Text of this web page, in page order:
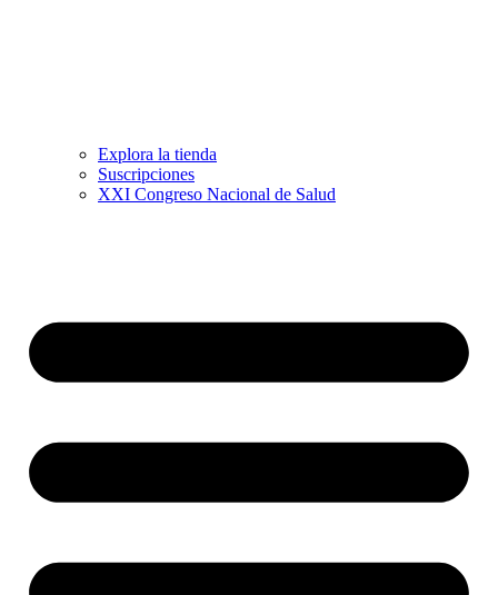
Explora la tienda
Suscripciones
XXI Congreso Nacional de Salud